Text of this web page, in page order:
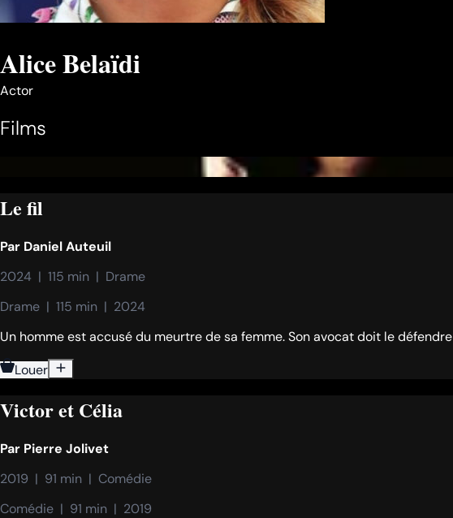
Alice Belaïdi
Actor
Films
Le fil
Par Daniel Auteuil
2024  |  115 min  |  Drame
Drame  |  115 min  |  2024
Un homme est accusé du meurtre de sa femme. Son avocat doit le
Louer
Victor et Célia
Par Pierre Jolivet
2019  |  91 min  |  Comédie
Comédie  |  91 min  |  2019